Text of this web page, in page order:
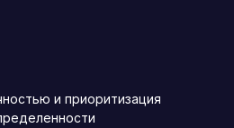
и приоритизация